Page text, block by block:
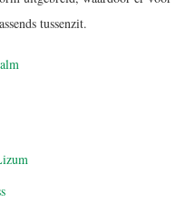
tussenzit.